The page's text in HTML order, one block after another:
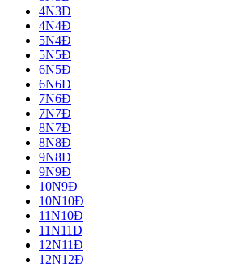
4N3Đ
4N4Đ
5N4Đ
5N5Đ
6N5Đ
6N6Đ
7N6Đ
7N7Đ
8N7Đ
8N8Đ
9N8Đ
9N9Đ
10N9Đ
10N10Đ
11N10Đ
11N11Đ
12N11Đ
12N12Đ